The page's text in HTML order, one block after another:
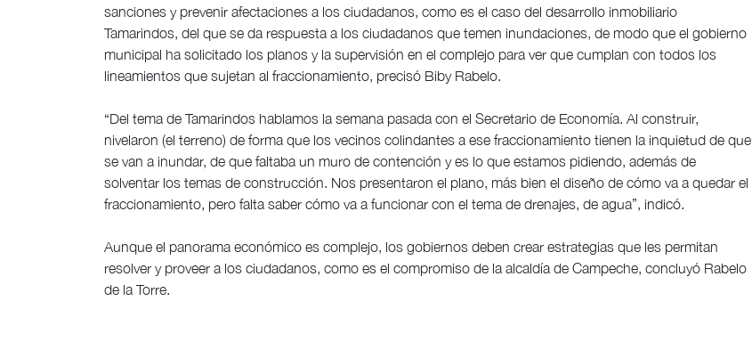
sanciones y prevenir afectaciones a los ciudadanos, como es el caso del desarrollo inmobiliario
Tamarindos, del que se da respuesta a los ciudadanos que temen inundaciones, de modo que el gobierno
municipal ha solicitado los planos y la supervisión en el complejo para ver que cumplan con todos los
lineamientos que sujetan al fraccionamiento, precisó Biby Rabelo.
“Del tema de Tamarindos hablamos la semana pasada con el Secretario de Economía. Al construir,
nivelaron (el terreno) de forma que los vecinos colindantes a ese fraccionamiento tienen la inquietud de que
se van a inundar, de que faltaba un muro de contención y es lo que estamos pidiendo, además de
solventar los temas de construcción. Nos presentaron el plano, más bien el diseño de cómo va a quedar el
fraccionamiento, pero falta saber cómo va a funcionar con el tema de drenajes, de agua”, indicó.
Aunque el panorama económico es complejo, los gobiernos deben crear estrategias que les permitan
resolver y proveer a los ciudadanos, como es el compromiso de la alcaldía de Campeche, concluyó Rabelo
de la Torre.